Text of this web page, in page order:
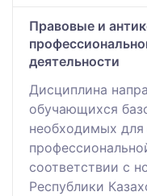
Правовые и
деятельности
Дисциплина
обучающихся
необходимых
соответствии с
Республики